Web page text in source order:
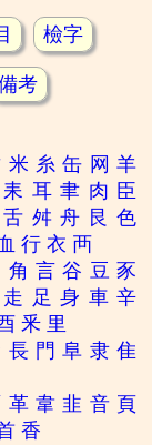
檢字
考
米 糸 缶 网 羊
耒 耳 聿 肉 臣
舌 舛 舟 艮 色
行 衣 襾
角 言 谷 豆 豕
走 足 身 車 辛
釆 里
長 門 阜 隶 隹
革 韋 韭 音 頁
香